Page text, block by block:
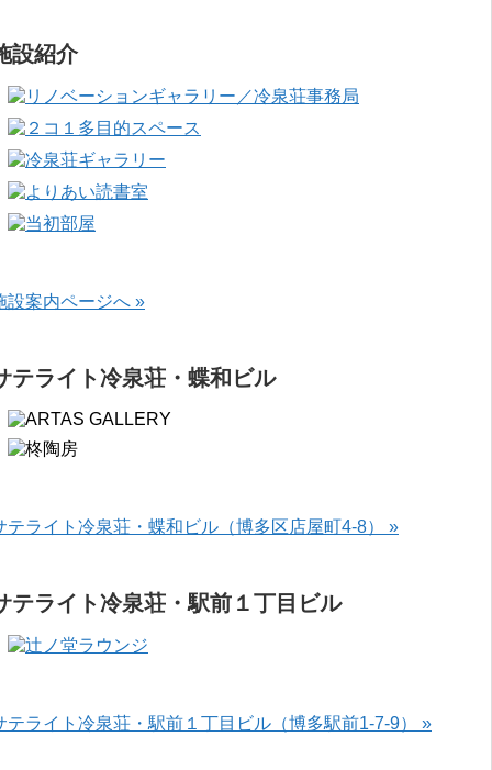
設紹介
設案内ページへ »
テライト冷泉荘・蝶和ビル
テライト冷泉荘・蝶和ビル（博多区店屋町4-8） »
テライト冷泉荘・駅前１丁目ビル
テライト冷泉荘・駅前１丁目ビル（博多駅前1-7-9） »